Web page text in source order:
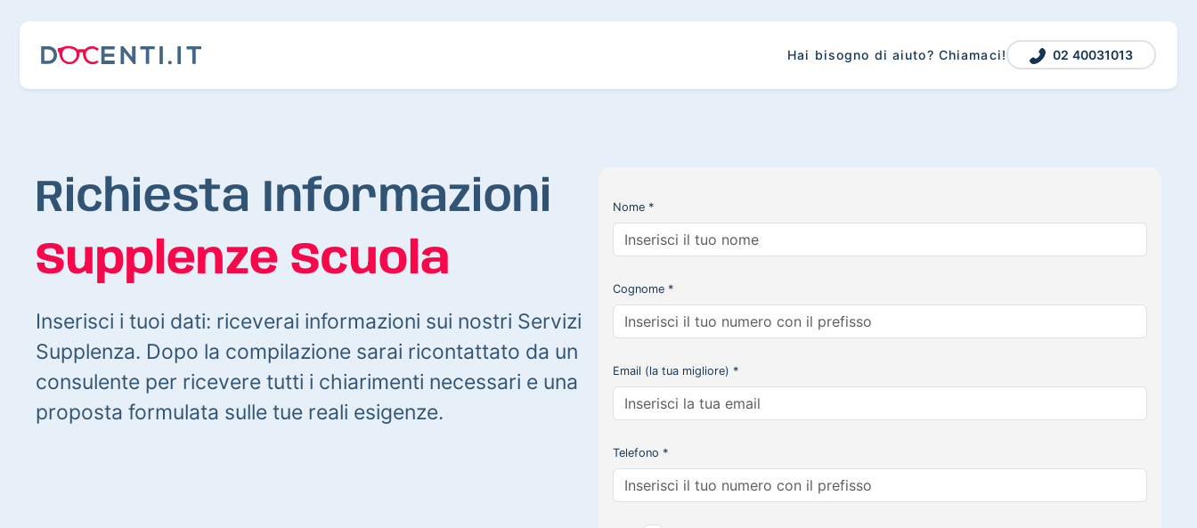
Hai bisogno di aiuto? Chiamaci! 02 40031013
Richiesta Informazioni
Supplenze Scuola
Inserisci i tuoi dati: riceverai informazioni sui nostri Servizi
Supplenza. Dopo la compilazione sarai ricontattato da un
consulente per ricevere tutti i chiarimenti necessari e una
proposta formulata sulle tue reali esigenze.
Nome *
Cognome *
Email (la tua migliore) *
Telefono *